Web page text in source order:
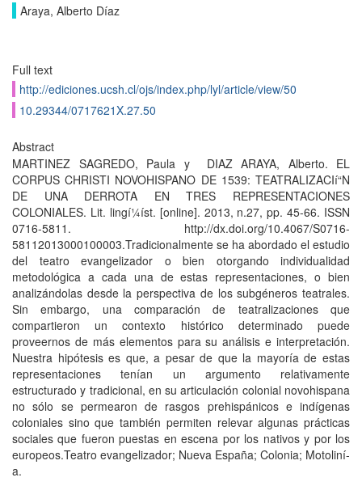
Araya, Alberto Dí­az
Full text
http://ediciones.ucsh.cl/ojs/index.php/lyl/article/view/50
10.29344/0717621X.27.50
Abstract
MARTINEZ SAGREDO, Paula y DIAZ ARAYA, Alberto. EL
CORPUS CHRISTI NOVOHISPANO DE 1539: TEATRALIZACIí“N
DE UNA DERROTA EN TRES REPRESENTACIONES
COLONIALES. Lit. lingí¼í­st. [online]. 2013, n.27, pp. 45-66. ISSN
0716-5811. http://dx.doi.org/10.4067/S0716-
58112013000100003.Tradicionalmente se ha abordado el estudio
del teatro evangelizador o bien otorgando individualidad
metodológica a cada una de estas representaciones, o bien
analizándolas desde la perspectiva de los subgéneros teatrales.
Sin embargo, una comparación de teatralizaciones que
compartieron un contexto histórico determinado puede
proveernos de más elementos para su análisis e interpretación.
Nuestra hipótesis es que, a pesar de que la mayorí­a de estas
representaciones tení­an un argumento relativamente
estructurado y tradicional, en su articulación colonial novohispana
no sólo se permearon de rasgos prehispánicos e indí­genas
coloniales sino que también permiten relevar algunas prácticas
sociales que fueron puestas en escena por los nativos y por los
europeos.Teatro evangelizador; Nueva España; Colonia; Motoliní­
a.